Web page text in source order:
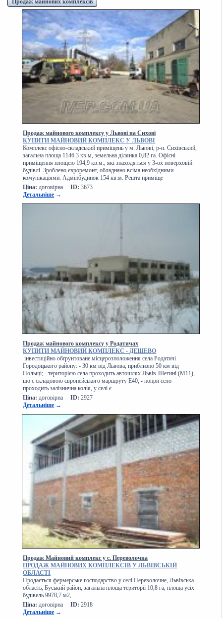
Продаж майнових комплексів
Продаж майнового комплексу у Львові на Сихові
КУПИТИ МАЙНОВИЙ КОМПЛЕКС У ЛЬВОВІ
Комплекс офісно-складський приміщень у м. Львові, р-н. Сихівський,
загальна площа 1146.3 кв.м, земельна ділянка 0,82 га. Офісні
приміщення площею 194,9 кв.м., які знаходяться у 3-ох поверховій
будівлі. Зроблено євроремонт, обладнано всіма необхідними
комунікаціями. Адмінбудинок 154 кв.м. Решта приміще
Ціна: договірна ID: 3673
Детальніше →
Продаж майнового комплексу у Родатичах
КУПИТИ МАЙНОВИЙ КОМПЛЕКС - ДЕШЕВО
інвестиційно обґрунтоване місцерозположення села Родатичі
Городоцького району: - 30 км від Львова, приблизно 50 км від
Польщі; - територією села проходить автошлях Львів-Шегині (М11),
що є складовою європейського маршруту Е40; - попри село
проходить залізнична колія, у селі є
Ціна: договірна ID: 2927
Детальніше →
Продаж Майновий комплекс у с. Переволочна
ПРОДАЖ МАЙНОВИХ КОМПЛЕКСІВ У ЛЬВІВСЬКІЙ
ОБЛАСТІ
Продається фермерське господарство у селі Переволочне, Львівська
область, Буський район, загальна площа території 10,8 га, площа усіх
будівель 9978,7 м2,
Ціна: договірна ID: 2918
Детальніше →